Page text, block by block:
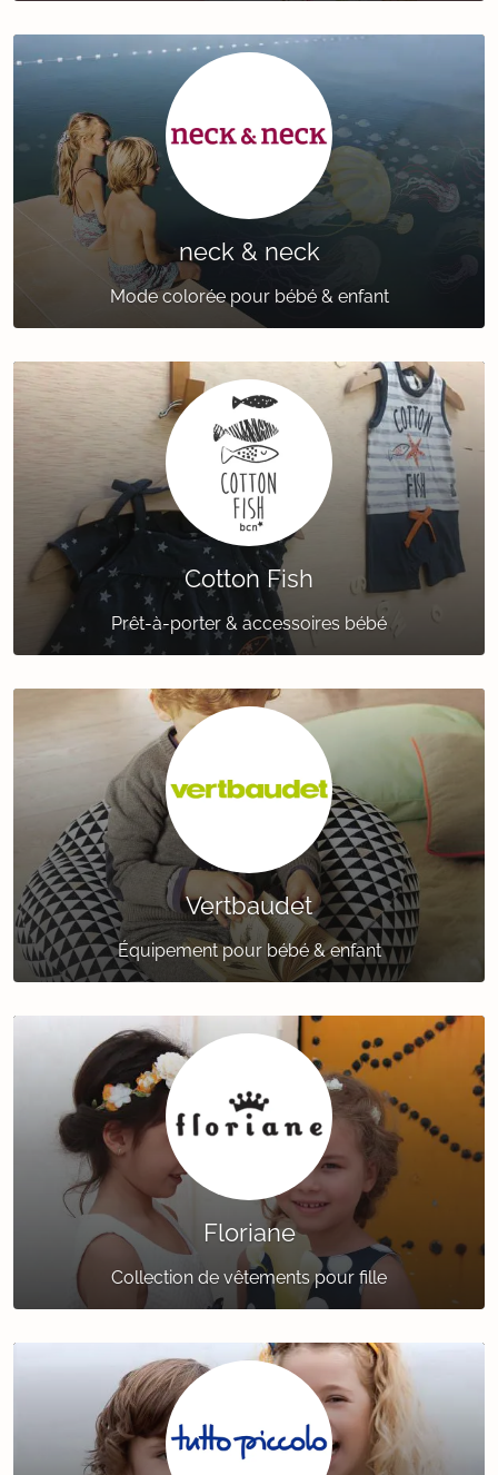
neck & neck
Mode colorée pour bébé & enfant
Cotton Fish
Prêt-à-porter & accessoires bébé
Vertbaudet
Équipement pour bébé & enfant
Floriane
Collection de vêtements pour fille